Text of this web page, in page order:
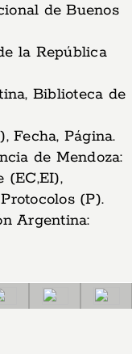
de Buenos
la República
Biblioteca de
Fecha, Página.
de Mendoza:
(EC,EI),
(P).
Argentina:
y el